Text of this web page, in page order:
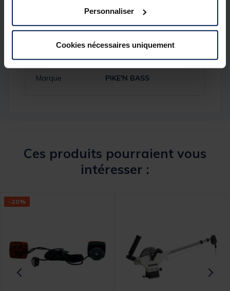
Personnaliser
Cookies nécessaires uniquement
Spécifications
Marque
PIKE'N BASS
Ces produits pourraient vous
intéresser :
-20%